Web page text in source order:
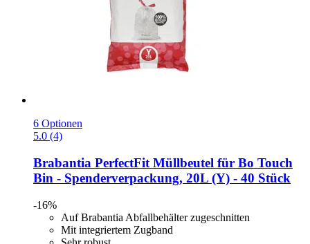
6 Optionen
5.0 (4)
Brabantia PerfectFit Müllbeutel für Bo Touch
Bin -​ Spenderverpackung, 20L (Y) -​ 40 Stück
-16%
Auf Brabantia Abfallbehälter zugeschnitten
Mit integriertem Zugband